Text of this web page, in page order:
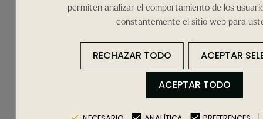
es
ideal
para
quienes
buscan
escenarios
permiten analizar el comportamiento de los
constantemente el sitio web para
RECHAZAR TODO ACEPTAR
ACEPTAR TODO